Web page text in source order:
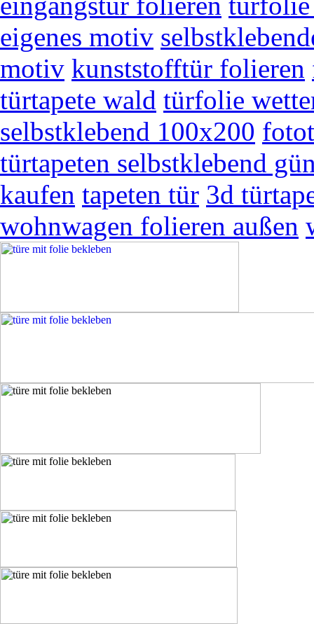
eigenes motiv
motiv kunststofftür folieren
türtapete wald türfolie
selbstklebend 100x200
türtapeten selbstklebend
kaufen tapeten tür 3d
wohnwagen folieren außen